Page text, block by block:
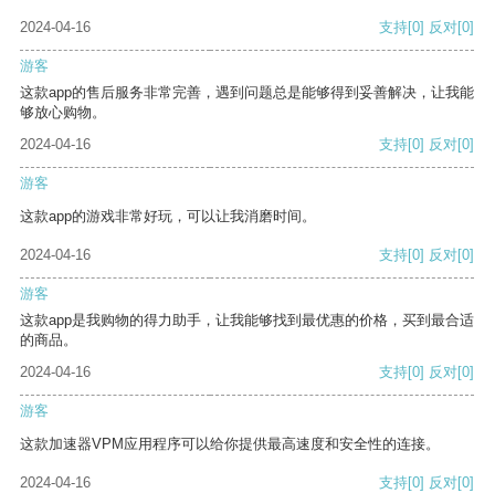
2024-04-16 支持[0] 反对[0]
游客
这款app的售后服务非常完善，遇到问题总是能够得到妥善解决，让我能
够放心购物。
2024-04-16
支持[0] 反对[0]
游客
这款app的游戏非常好玩，可以让我消磨时间。
2024-04-16 支持[0] 反对[0]
游客
这款app是我购物的得力助手，让我能够找到最优惠的价格，买到最合适
的商品。
2024-04-16
支持[0] 反对[0]
游客
这款加速器VPM应用程序可以给你提供最高速度和安全性的连接。
2024-04-16 支持[0] 反对[0]